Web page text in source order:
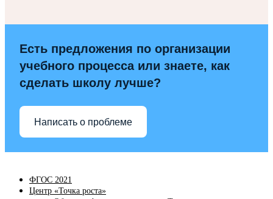
Есть предложения по организации
учебного процесса или знаете, как
сделать школу лучше?
Написать о проблеме
ФГОС 2021
Центр «Точка роста»